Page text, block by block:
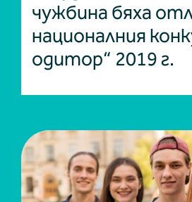
чужбина бяха
националния
одитор“ 2019 г.